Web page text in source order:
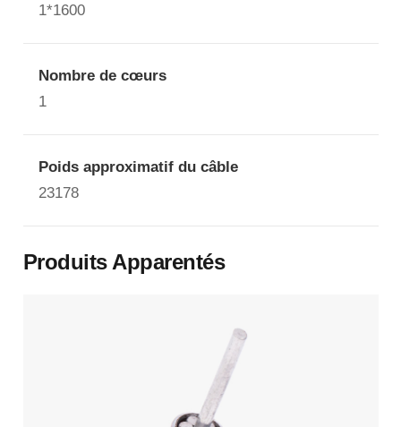
1*1600
Nombre de cœurs
1
Poids approximatif du câble
23178
Produits Apparentés